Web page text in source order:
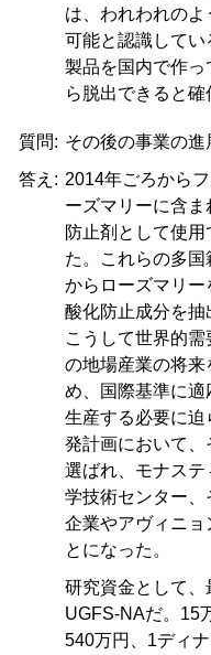
は、われわれの
可能と認識してい
製品を国内で作
ら脱出できると確
質問: その後の事業の進
答え: 2014年ごろから
ーズマリーに含
防止剤として使
た。これらの多
からローズマリ
酸化防止成分を抽
こうして世界的
の地場産業の将来
め、国際基準に
生産する必要に迫
発計画において
選ばれ、モナス
学技術センター、
企業やアヴィニョ
とになった。
研究資金として
UGFS-NAだ。15
540万円、1ディ